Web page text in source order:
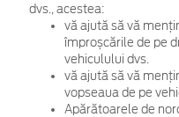
dvs., acestea:
vă ajută să vă
împroșcările de pe
vehiculului dvs.
vă ajută să vă
vopseaua de pe
Apărătoarele de